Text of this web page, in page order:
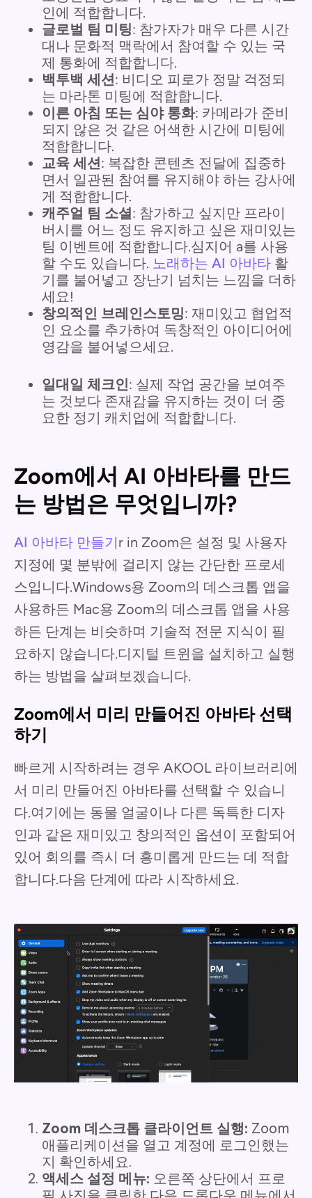
인에 적합합니다.
글로벌 팀 미팅: 참가자가 매우 다른 시간
대나 문화적 맥락에서 참여할 수 있는 국
제 통화에 적합합니다.
백투백 세션: 비디오 피로가 정말 걱정되
는 마라톤 미팅에 적합합니다.
이른 아침 또는 심야 통화: 카메라가 준비
되지 않은 것 같은 어색한 시간에 미팅에
적합합니다.
교육 세션: 복잡한 콘텐츠 전달에 집중하
면서 일관된 참여를 유지해야 하는 강사에
게 적합합니다.
캐주얼 팀 소셜: 참가하고 싶지만 프라이
버시를 어느 정도 유지하고 싶은 재미있는
팀 이벤트에 적합합니다.심지어 a를 사용
할 수도 있습니다. 노래하는 AI 아바타 활
기를 불어넣고 장난기 넘치는 느낌을 더하
세요!
창의적인 브레인스토밍: 재미있고 협업적
인 요소를 추가하여 독창적인 아이디어에
영감을 불어넣으세요.
일대일 체크인: 실제 작업 공간을 보여주
는 것보다 존재감을 유지하는 것이 더 중
요한 정기 캐치업에 적합합니다.
Zoom에서 AI 아바타를 만드
는 방법은 무엇입니까?
AI 아바타 만들기r in Zoom은 설정 및 사용자
지정에 몇 분밖에 걸리지 않는 간단한 프로세
스입니다.Windows용 Zoom의 데스크톱 앱을
사용하든 Mac용 Zoom의 데스크톱 앱을 사용
하든 단계는 비슷하며 기술적 전문 지식이 필
요하지 않습니다.디지털 트윈을 설치하고 실행
하는 방법을 살펴보겠습니다.
Zoom에서 미리 만들어진 아바타 선택
하기
빠르게 시작하려는 경우 AKOOL 라이브러리에
서 미리 만들어진 아바타를 선택할 수 있습니
다.여기에는 동물 얼굴이나 다른 독특한 디자
인과 같은 재미있고 창의적인 옵션이 포함되어
있어 회의를 즉시 더 흥미롭게 만드는 데 적합
합니다.다음 단계에 따라 시작하세요.
Zoom 데스크톱 클라이언트 실행: Zoom
애플리케이션을 열고 계정에 로그인했는
지 확인하세요.
액세스 설정 메뉴: 오른쪽 상단에서 프로